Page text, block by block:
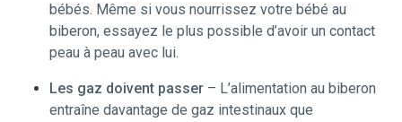
bébés. Même si vous nourrissez votre bébé au
biberon, essayez le plus possible d’avoir un contact
peau à peau avec lui.
Les gaz doivent passer – L’alimentation au biberon
entraîne davantage de gaz intestinaux que